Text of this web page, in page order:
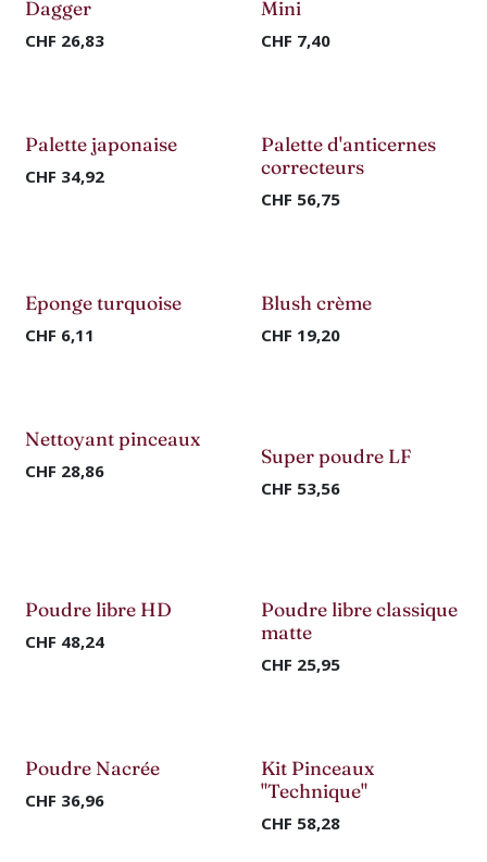
Dagger
CHF 26,83
Mini
CHF 7,40
Nouveau !
Palette japonaise
CHF 34,92 Nouveau !
Palette d'anticernes
correcteurs
CHF 56,75
Nouveau !
Eponge turquoise
CHF 6,11 Nouveau !
Blush crème
CHF 19,20
Nouveau !
Nettoyant pinceaux
CHF 28,86 Nouveau !
Super poudre LF
CHF 53,56
Nouveau !
Poudre libre HD
CHF 48,24
Nouveau !
Poudre libre classique
matte
CHF 25,95
Nouveau !
Poudre Nacrée
CHF 36,96 Nouveau !
Kit Pinceaux
"Technique"
CHF 58,28